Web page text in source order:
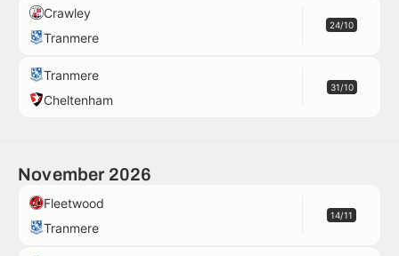
Crawley
Tranmere
24/10
Tranmere
Cheltenham
31/10
November 2026
Fleetwood
Tranmere
14/11